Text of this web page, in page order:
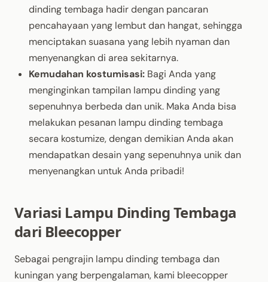
dinding tembaga hadir dengan pancaran
pencahayaan yang lembut dan hangat, sehingga
menciptakan suasana yang lebih nyaman dan
menyenangkan di area sekitarnya.
Kemudahan kostumisasi: Bagi Anda yang
menginginkan tampilan lampu dinding yang
sepenuhnya berbeda dan unik. Maka Anda bisa
melakukan pesanan lampu dinding tembaga
secara kostumize, dengan demikian Anda akan
mendapatkan desain yang sepenuhnya unik dan
menyenangkan untuk Anda pribadi!
Variasi Lampu Dinding Tembaga
dari Bleecopper
Sebagai pengrajin lampu dinding tembaga dan
kuningan yang berpengalaman, kami bleecopper